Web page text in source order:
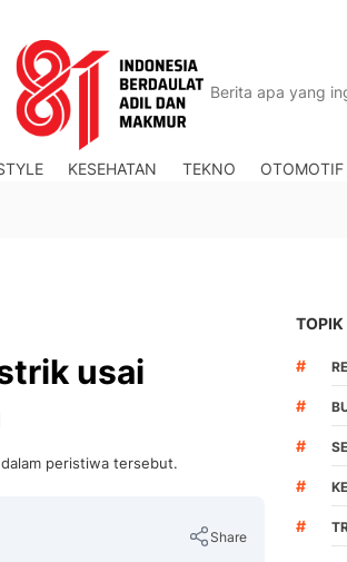
KESEHATAN TEKNO OTOMOTIF
usai
peristiwa tersebut.
Share
TOPIK
#
#
#
#
#